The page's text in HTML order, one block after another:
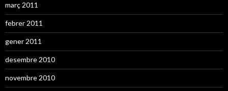
març 2011
febrer 2011
gener 2011
desembre 2010
novembre 2010